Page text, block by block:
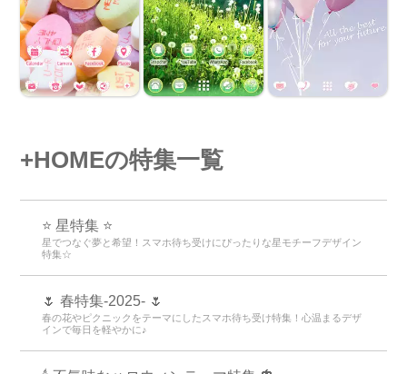
+HOMEの特集一覧
⭐ 星特集 ⭐
星でつなぐ夢と希望！スマホ待ち受けにぴったりな星モチーフデザイン
特集☆
🌷 春特集-2025- 🌷
春の花やピクニックをテーマにしたスマホ待ち受け特集！心温まるデザ
インで毎日を軽やかに♪